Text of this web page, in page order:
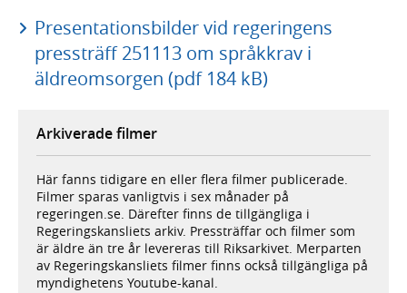
Presentationsbilder vid regeringens
pressträff 251113 om språkkrav i
äldreomsorgen (pdf 184 kB)
Arkiverade filmer
Här fanns tidigare en eller flera filmer publicerade.
Filmer sparas vanligtvis i sex månader på
regeringen.se. Därefter finns de tillgängliga i
Regeringskansliets arkiv. Pressträffar och filmer som
är äldre än tre år levereras till Riksarkivet. Merparten
av Regeringskansliets filmer finns också tillgängliga på
myndighetens Youtube-kanal.